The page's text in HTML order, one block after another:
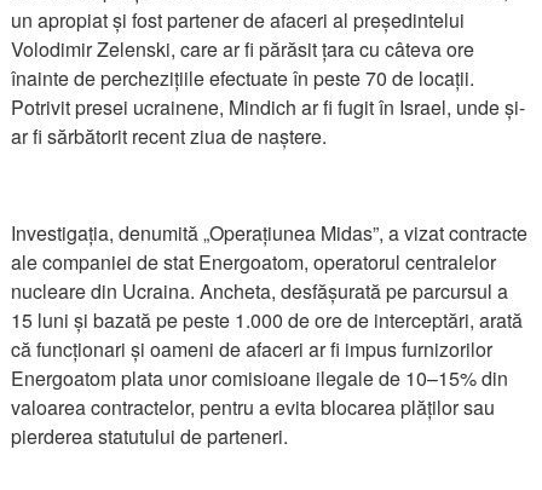
un apropiat și fost partener de afaceri al președintelui
Volodimir Zelenski, care ar fi părăsit țara cu câteva ore
înainte de perchezițiile efectuate în peste 70 de locații.
Potrivit presei ucrainene, Mindich ar fi fugit în Israel, unde și-
ar fi sărbătorit recent ziua de naștere.
Investigația, denumită „Operațiunea Midas”, a vizat contracte
ale companiei de stat Energoatom, operatorul centralelor
nucleare din Ucraina. Ancheta, desfășurată pe parcursul a
15 luni și bazată pe peste 1.000 de ore de interceptări, arată
că funcționari și oameni de afaceri ar fi impus furnizorilor
Energoatom plata unor comisioane ilegale de 10–15% din
valoarea contractelor, pentru a evita blocarea plăților sau
pierderea statutului de parteneri.